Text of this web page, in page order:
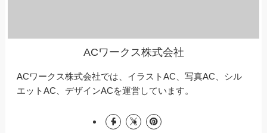
ACワークス株式会社
ACワークス株式会社では、イラストAC、写真AC、シル
エットAC、デザインACを運営しています。